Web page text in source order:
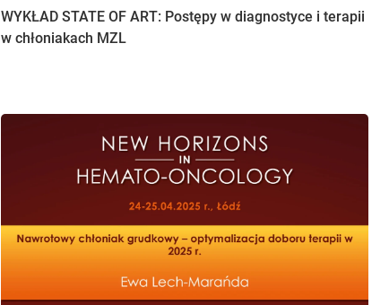
WYKŁAD STATE OF ART: Postępy w diagnostyce i terapii
w chłoniakach MZL